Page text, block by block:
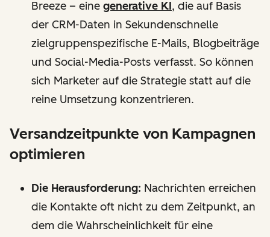
Breeze – eine generative KI, die auf Basis
der CRM-Daten in Sekundenschnelle
zielgruppenspezifische E-Mails, Blogbeiträge
und Social-Media-Posts verfasst. So können
sich Marketer auf die Strategie statt auf die
reine Umsetzung konzentrieren.
Versandzeitpunkte von Kampagnen
optimieren
Die Herausforderung: Nachrichten erreichen
die Kontakte oft nicht zu dem Zeitpunkt, an
dem die Wahrscheinlichkeit für eine